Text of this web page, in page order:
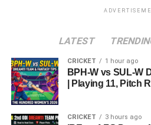
LATEST
CRICKET 1 hour ago
BPH-W vs SUL-W
| Playing 11, Pitch
CRICKET 3 hours ago